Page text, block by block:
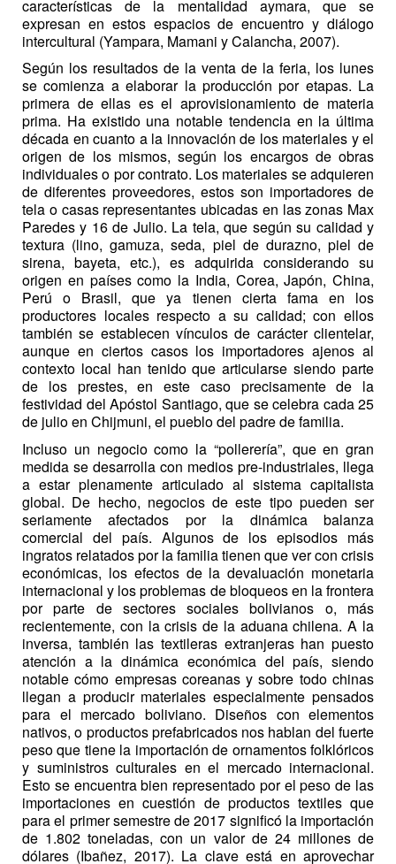
características de la mentalidad aymara, que se
expresan en estos espacios de encuentro y diálogo
intercultural (Yampara, Mamani y Calancha, 2007).
Según los resultados de la venta de la feria, los lunes
se comienza a elaborar la producción por etapas. La
primera de ellas es el aprovisionamiento de materia
prima. Ha existido una notable tendencia en la última
década en cuanto a la innovación de los materiales y el
origen de los mismos, según los encargos de obras
individuales o por contrato. Los materiales se adquieren
de diferentes proveedores, estos son importadores de
tela o casas representantes ubicadas en las zonas Max
Paredes y 16 de Julio. La tela, que según su calidad y
textura (lino, gamuza, seda, piel de durazno, piel de
sirena, bayeta, etc.), es adquirida considerando su
origen en países como la India, Corea, Japón, China,
Perú o Brasil, que ya tienen cierta fama en los
productores locales respecto a su calidad; con ellos
también se establecen vínculos de carácter clientelar,
aunque en ciertos casos los importadores ajenos al
contexto local han tenido que articularse siendo parte
de los prestes, en este caso precisamente de la
festividad del Apóstol Santiago, que se celebra cada 25
de julio en Chijmuni, el pueblo del padre de familia.
Incluso un negocio como la “pollerería”, que en gran
medida se desarrolla con medios pre-industriales, llega
a estar plenamente articulado al sistema capitalista
global. De hecho, negocios de este tipo pueden ser
seriamente afectados por la dinámica balanza
comercial del país. Algunos de los episodios más
ingratos relatados por la familia tienen que ver con crisis
económicas, los efectos de la devaluación monetaria
internacional y los problemas de bloqueos en la frontera
por parte de sectores sociales bolivianos o, más
recientemente, con la crisis de la aduana chilena. A la
inversa, también las textileras extranjeras han puesto
atención a la dinámica económica del país, siendo
notable cómo empresas coreanas y sobre todo chinas
llegan a producir materiales especialmente pensados
para el mercado boliviano. Diseños con elementos
nativos, o productos prefabricados nos hablan del fuerte
peso que tiene la importación de ornamentos folklóricos
y suministros culturales en el mercado internacional.
Esto se encuentra bien representado por el peso de las
importaciones en cuestión de productos textiles que
para el primer semestre de 2017 significó la importación
de 1.802 toneladas, con un valor de 24 millones de
dólares (Ibañez, 2017). La clave está en aprovechar